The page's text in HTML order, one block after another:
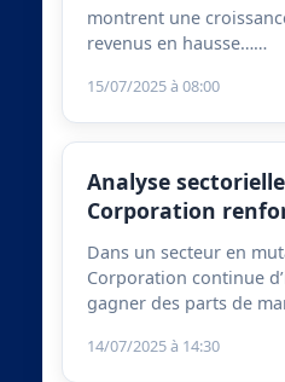
montrent une
revenus en hausse……
15/07/2025 à 08:00
Analyse sectorielle
Corporation
Dans un secteur en
Corporation continue
gagner des parts de
14/07/2025 à 14:30